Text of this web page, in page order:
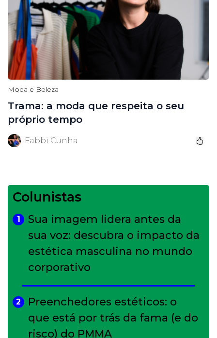
Moda e Beleza
Trama: a moda que respeita o seu
próprio tempo
Fabbi Cunha
Colunistas
1
Sua imagem lidera antes da
sua voz: descubra o impacto da
estética masculina no mundo
corporativo
2
Preenchedores estéticos: o
que está por trás da fama (e do
risco) do PMMA